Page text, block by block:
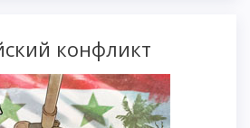
конфликт